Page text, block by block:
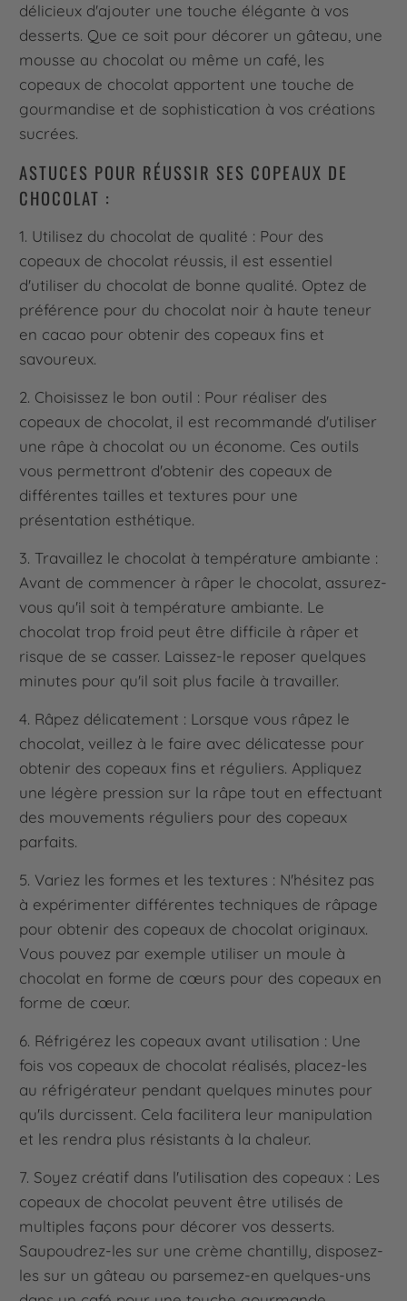
délicieux d'ajouter une touche élégante à vos
desserts. Que ce soit pour décorer un gâteau, une
mousse au chocolat ou même un café, les
copeaux de chocolat apportent une touche de
gourmandise et de sophistication à vos créations
sucrées.
ASTUCES POUR RÉUSSIR SES COPEAUX DE
CHOCOLAT :
1. Utilisez du chocolat de qualité : Pour des
copeaux de chocolat réussis, il est essentiel
d'utiliser du chocolat de bonne qualité. Optez de
préférence pour du chocolat noir à haute teneur
en cacao pour obtenir des copeaux fins et
savoureux.
2. Choisissez le bon outil : Pour réaliser des
copeaux de chocolat, il est recommandé d'utiliser
une râpe à chocolat ou un économe. Ces outils
vous permettront d'obtenir des copeaux de
différentes tailles et textures pour une
présentation esthétique.
3. Travaillez le chocolat à température ambiante :
Avant de commencer à râper le chocolat, assurez-
vous qu'il soit à température ambiante. Le
chocolat trop froid peut être difficile à râper et
risque de se casser. Laissez-le reposer quelques
minutes pour qu'il soit plus facile à travailler.
4. Râpez délicatement : Lorsque vous râpez le
chocolat, veillez à le faire avec délicatesse pour
obtenir des copeaux fins et réguliers. Appliquez
une légère pression sur la râpe tout en effectuant
des mouvements réguliers pour des copeaux
parfaits.
5. Variez les formes et les textures : N'hésitez pas
à expérimenter différentes techniques de râpage
pour obtenir des copeaux de chocolat originaux.
Vous pouvez par exemple utiliser un moule à
chocolat en forme de cœurs pour des copeaux en
forme de cœur.
6. Réfrigérez les copeaux avant utilisation : Une
fois vos copeaux de chocolat réalisés, placez-les
au réfrigérateur pendant quelques minutes pour
qu'ils durcissent. Cela facilitera leur manipulation
et les rendra plus résistants à la chaleur.
7. Soyez créatif dans l'utilisation des copeaux : Les
copeaux de chocolat peuvent être utilisés de
multiples façons pour décorer vos desserts.
Saupoudrez-les sur une crème chantilly, disposez-
les sur un gâteau ou parsemez-en quelques-uns